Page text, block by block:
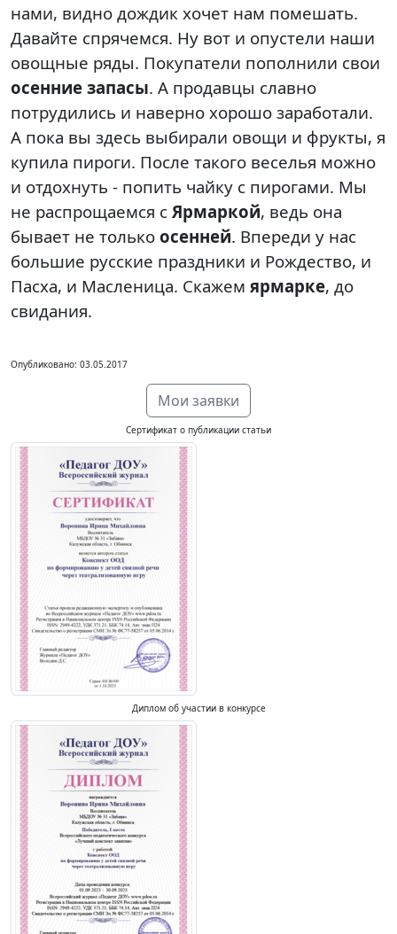
нами, видно дождик хочет нам помешать.
Давайте спрячемся. Ну вот и опустели наши
овощные ряды. Покупатели пополнили свои
осенние запасы. А продавцы славно
потрудились и наверно хорошо заработали.
А пока вы здесь выбирали овощи и фрукты, я
купила пироги. После такого веселья можно
и отдохнуть - попить чайку с пирогами. Мы
не распрощаемся с Ярмаркой, ведь она
бывает не только осенней. Впереди у нас
большие русские праздники и Рождество, и
Пасха, и Масленица. Скажем ярмарке, до
свидания.
Опубликовано: 03.05.2017
Мои заявки
Сертификат о публикации статьи
Диплом об участии в конкурсе